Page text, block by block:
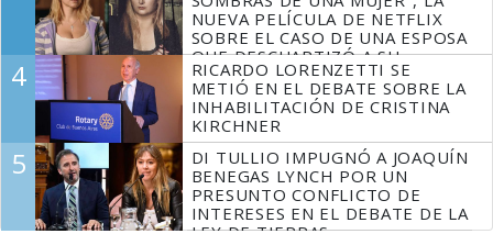
NUEVA PELÍCULA DE NETFLIX
SOBRE EL CASO DE UNA ESPOSA
QUE DESCUARTIZÓ A SU
MARIDO
4
RICARDO LORENZETTI SE
METIÓ EN EL DEBATE SOBRE LA
INHABILITACIÓN DE CRISTINA
KIRCHNER
5
DI TULLIO IMPUGNÓ A JOAQUÍN
BENEGAS LYNCH POR UN
PRESUNTO CONFLICTO DE
INTERESES EN EL DEBATE DE LA
LEY DE TIERRAS